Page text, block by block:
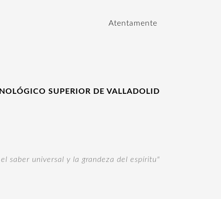
Atentamente
SUPERIOR DE VALLADOLID
saber universal y la grandeza del espíritu"